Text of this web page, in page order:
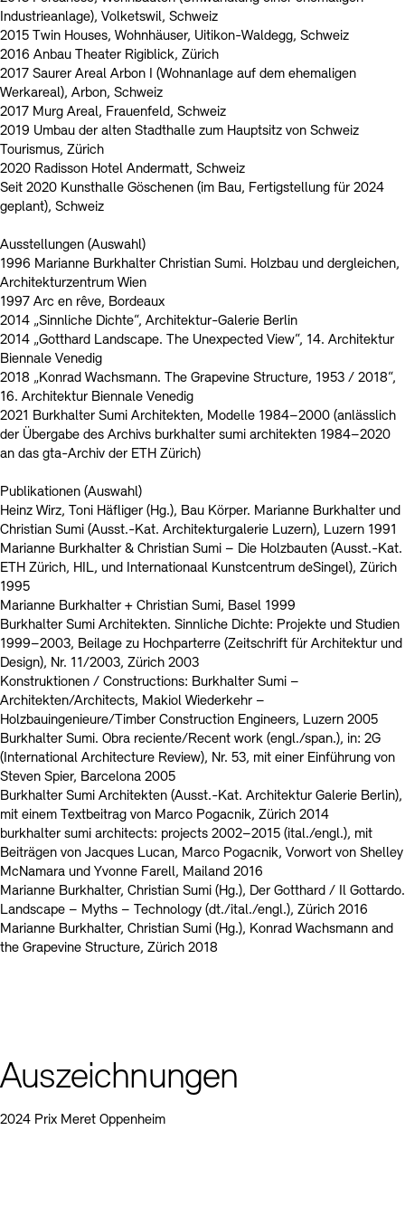
Industrieanlage), Volketswil, Schweiz
2015 Twin Houses, Wohnhäuser, Uitikon-Waldegg, Schweiz
2016 Anbau Theater Rigiblick, Zürich
2017 Saurer Areal Arbon I (Wohnanlage auf dem ehemaligen
Werkareal), Arbon, Schweiz
2017 Murg Areal, Frauenfeld, Schweiz
2019 Umbau der alten Stadthalle zum Hauptsitz von Schweiz
Tourismus, Zürich
2020 Radisson Hotel Andermatt, Schweiz
Seit 2020 Kunsthalle Göschenen (im Bau, Fertigstellung für 2024
geplant), Schweiz
Ausstellungen (Auswahl)
1996 Marianne Burkhalter Christian Sumi. Holzbau und dergleichen,
Architekturzentrum Wien
1997 Arc en rêve, Bordeaux
2014 „Sinnliche Dichte“, Architektur-Galerie Berlin
2014 „Gotthard Landscape. The Unexpected View“, 14. Architektur
Biennale Venedig
2018 „Konrad Wachsmann. The Grapevine Structure, 1953 / 2018“,
16. Architektur Biennale Venedig
2021 Burkhalter Sumi Architekten, Modelle 1984–2000 (anlässlich
der Übergabe des Archivs burkhalter sumi architekten 1984–2020
an das gta-Archiv der ETH Zürich)
Publikationen (Auswahl)
Heinz Wirz, Toni Häfliger (Hg.), Bau Körper. Marianne Burkhalter und
Christian Sumi (Ausst.-Kat. Architekturgalerie Luzern), Luzern 1991
Marianne Burkhalter & Christian Sumi – Die Holzbauten (Ausst.-Kat.
ETH Zürich, HIL, und Internationaal Kunstcentrum deSingel), Zürich
1995
Marianne Burkhalter + Christian Sumi, Basel 1999
Burkhalter Sumi Architekten. Sinnliche Dichte: Projekte und Studien
1999–2003, Beilage zu Hochparterre (Zeitschrift für Architektur und
Design), Nr. 11/2003, Zürich 2003
Konstruktionen / Constructions: Burkhalter Sumi –
Architekten/Architects, Makiol Wiederkehr –
Holzbauingenieure/Timber Construction Engineers, Luzern 2005
Burkhalter Sumi. Obra reciente/Recent work (engl./span.), in: 2G
(International Architecture Review), Nr. 53, mit einer Einführung von
Steven Spier, Barcelona 2005
Burkhalter Sumi Architekten (Ausst.-Kat. Architektur Galerie Berlin),
mit einem Textbeitrag von Marco Pogacnik, Zürich 2014
burkhalter sumi architects: projects 2002–2015 (ital./engl.), mit
Beiträgen von Jacques Lucan, Marco Pogacnik, Vorwort von Shelley
McNamara und Yvonne Farell, Mailand 2016
Marianne Burkhalter, Christian Sumi (Hg.), Der Gotthard / Il Gottardo.
Landscape – Myths – Technology (dt./ital./engl.), Zürich 2016
Marianne Burkhalter, Christian Sumi (Hg.), Konrad Wachsmann and
the Grapevine Structure, Zürich 2018
Auszeichnungen
2024 Prix Meret Oppenheim